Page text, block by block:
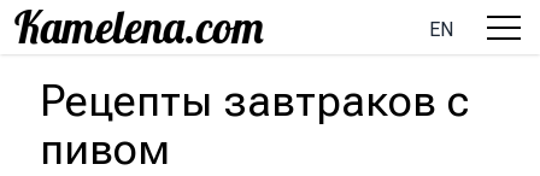
EN
Рецепты завтраков с
пивом